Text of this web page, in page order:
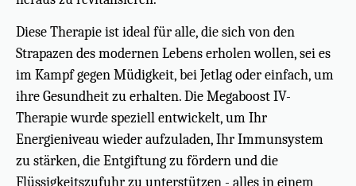
Diese Therapie ist ideal für alle, die sich von den
Strapazen des modernen Lebens erholen wollen, sei es
im Kampf gegen Müdigkeit, bei Jetlag oder einfach, um
ihre Gesundheit zu erhalten. Die Megaboost IV-
Therapie wurde speziell entwickelt, um Ihr
Energieniveau wieder aufzuladen, Ihr Immunsystem
zu stärken, die Entgiftung zu fördern und die